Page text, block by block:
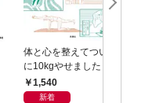
体と心を整えてついで
に10kgやせました 整
形外科に行ったら人生
が変わった話
1,540
新着